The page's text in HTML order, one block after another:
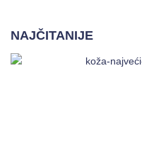
NAJČITANIJE